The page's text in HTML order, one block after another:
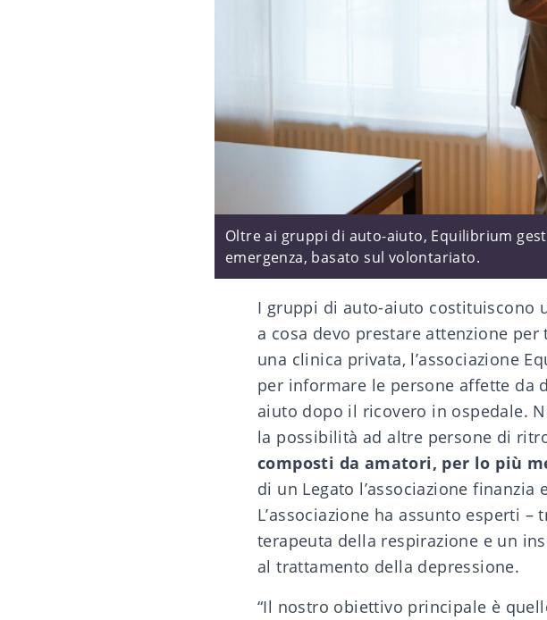
Oltre ai gruppi di auto-aiuto, Equilibrium
emergenza, basato sul volontariato.
I gruppi di auto-aiuto costituiscono
a cosa devo prestare attenzione
una clinica privata, l’associazione
per informare le persone affette da
aiuto dopo il ricovero in ospedale.
la possibilità ad altre persone di
composti da amatori, per lo più
di un Legato l’associazione
L’associazione ha assunto esperti
terapeuta della respirazione e un
al trattamento della depressione.
“Il nostro obiettivo principale è